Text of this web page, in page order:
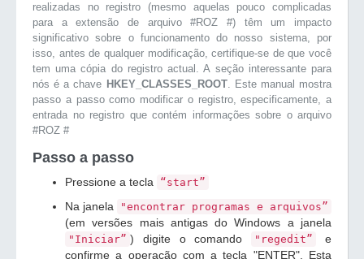
realizadas no registro (mesmo aquelas pouco complicadas
para a extensão de arquivo #ROZ #) têm um impacto
significativo sobre o funcionamento do nosso sistema, por
isso, antes de qualquer modificação, certifique-se de que você
tem uma cópia do registro actual. A seção interessante para
nós é a chave HKEY_CLASSES_ROOT. Este manual mostra
passo a passo como modificar o registro, especificamente, a
entrada no registro que contém informações sobre o arquivo
#ROZ #
Passo a passo
Pressione a tecla “start”
Na janela "encontrar programas e arquivos”
(em versões mais antigas do Windows a janela
"Iniciar” ) digite o comando "regedit”
e
confirme a operação com a tecla "ENTER". Esta